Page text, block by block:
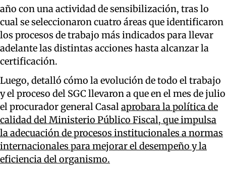
año con una actividad de sensibilización, tras lo
cual se seleccionaron cuatro áreas que identificaron
los procesos de trabajo más indicados para llevar
adelante las distintas acciones hasta alcanzar la
certificación.
Luego, detalló cómo la evolución de todo el trabajo
y el proceso del SGC llevaron a que en el mes de julio
el procurador general Casalaprobara la política de
calidad del Ministerio Público Fiscal, que impulsa
la adecuación de procesos institucionales a normas
internacionales para mejorar el desempeño y la
eficiencia del organismo.